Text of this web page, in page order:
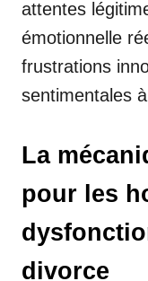
attentes
émotionnelle
frustrations
sentimentales
La
pour les
divorce